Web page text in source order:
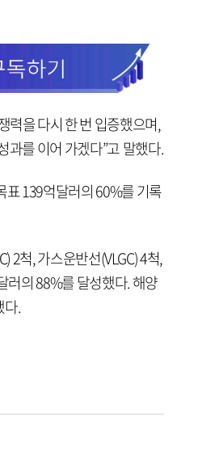
력을 다시 한 번 입증했으며,
과를 이어 가겠다”고 말했다.
표 139억달러의 60%를 기록
2척, 가스운반선(VLGC) 4척,
러의 88%를 달성했다. 해양
다.